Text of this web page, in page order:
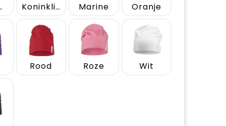
Koninklijk Blauw Marine Oranje
Rood Roze Wit